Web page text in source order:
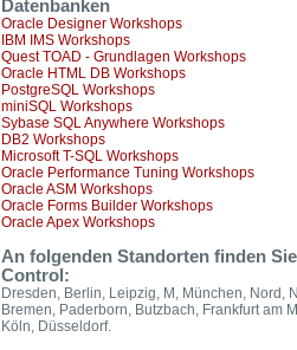
Datenbanken
Oracle Designer Workshops
IBM IMS Workshops
Quest TOAD - Grundlagen Workshops
Oracle HTML DB Workshops
PostgreSQL Workshops
miniSQL Workshops
Sybase SQL Anywhere Workshops
DB2 Workshops
Microsoft T-SQL Workshops
Oracle Performance Tuning Workshops
Oracle ASM Workshops
Oracle Forms Builder Workshops
Oracle Apex Workshops
An folgenden Standorten finden
Control:
Dresden, Berlin, Leipzig, M, München, Nord,
Bremen, Paderborn, Butzbach, Frankfurt am
Köln, Düsseldorf.